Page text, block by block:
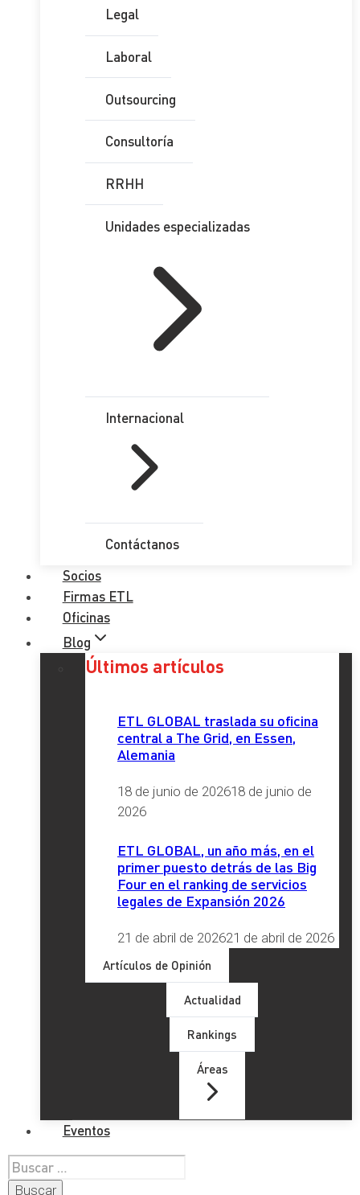
Legal
Laboral
Outsourcing
Consultoría
RRHH
Unidades especializadas
Internacional
Contáctanos
Socios
Firmas ETL
Oficinas
Blog
Últimos artículos
ETL GLOBAL traslada su oficina
central a The Grid, en Essen,
Alemania
18 de junio de 202618 de junio de
2026
ETL GLOBAL, un año más, en el
primer puesto detrás de las Big
Four en el ranking de servicios
legales de Expansión 2026
21 de abril de 202621 de abril de 2026
Artículos de Opinión
Actualidad
Rankings
Áreas
Eventos
Buscar: